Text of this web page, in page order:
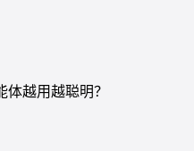
越用越聪明？